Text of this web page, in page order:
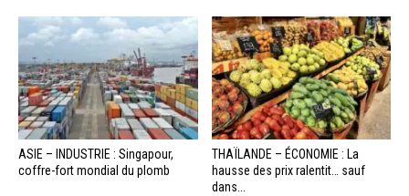
ASIE – INDUSTRIE : Singapour,
coffre-fort mondial du plomb
THAÏLANDE – ÉCONOMIE : La
hausse des prix ralentit… sauf
dans...